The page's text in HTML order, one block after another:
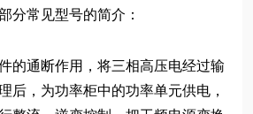
分常见型号的简介：
的通断作用，将三相高压电经过输
后，为功率柜中的功率单元供电，